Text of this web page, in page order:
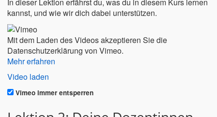
kannst, und wie wir dich dabei unterstützen.
Mit dem Laden des Videos akzeptieren Sie die
Datenschutzerklärung von Vimeo.
Mehr erfahren
Video laden
Vimeo immer entsperren